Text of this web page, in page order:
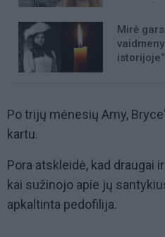
Mirė
istorijoje“
Po trijų mėnesių Amy,
kartu.
Pora atskleidė, kad draugai
kai sužinojo apie jų
apkaltinta pedofilija.